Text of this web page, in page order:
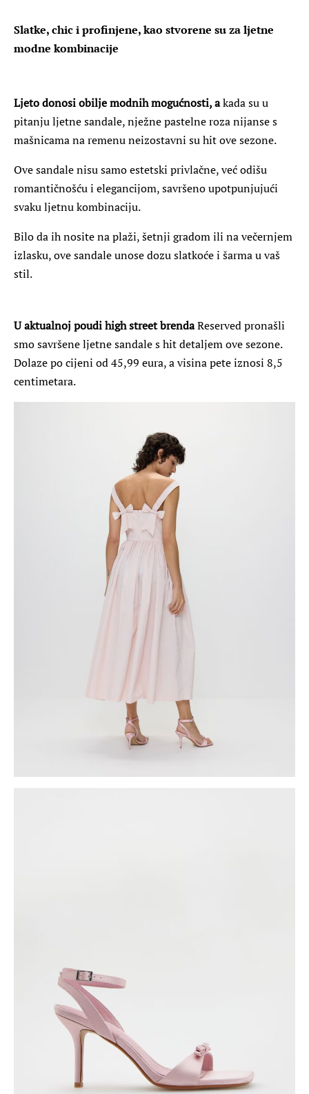
Slatke, chic i profinjene, kao stvorene su za ljetne
modne kombinacije
Ljeto donosi obilje modnih mogućnosti, akada su u
pitanju ljetne sandale, nježne pastelne roza nijanse s
mašnicama na remenu neizostavni su hit ove sezone.
Ove sandale nisu samo estetski privlačne, već odišu
romantičnošću i elegancijom, savršeno upotpunjujući
svaku ljetnu kombinaciju.
Bilo da ih nosite na plaži, šetnji gradom ili na večernjem
izlasku, ove sandale unose dozu slatkoće i šarma u vaš
stil.
U aktualnoj poudi high street brendaReserved pronašli
smo savršene ljetne sandale s hit detaljem ove sezone.
Dolaze po cijeni od 45,99 eura, a visina pete iznosi 8,5
centimetara.